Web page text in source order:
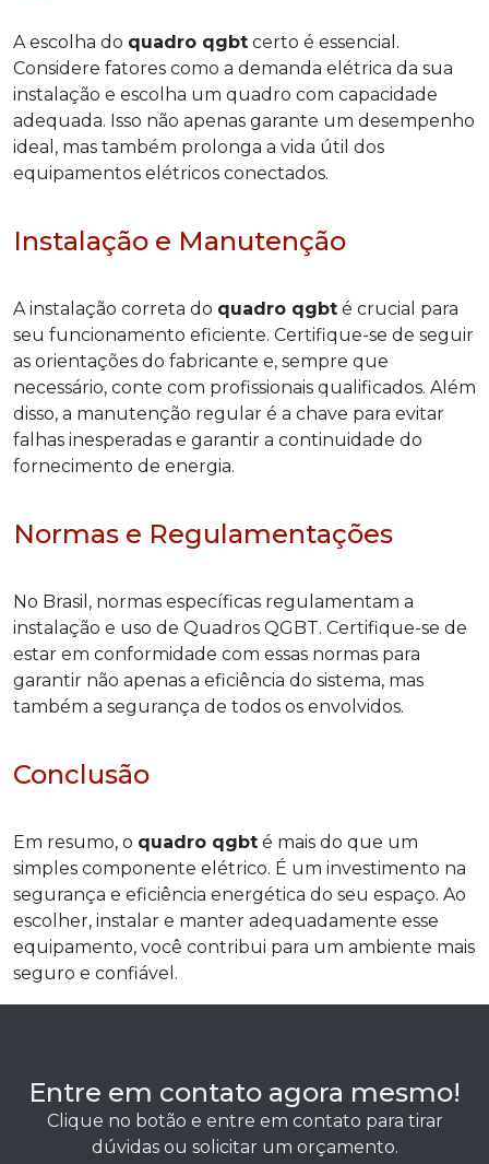
A escolha do quadro qgbt certo é essencial.
Considere fatores como a demanda elétrica da sua
instalação e escolha um quadro com capacidade
adequada. Isso não apenas garante um desempenho
ideal, mas também prolonga a vida útil dos
equipamentos elétricos conectados.
Instalação e Manutenção
A instalação correta do quadro qgbt é crucial para
seu funcionamento eficiente. Certifique-se de seguir
as orientações do fabricante e, sempre que
necessário, conte com profissionais qualificados. Além
disso, a manutenção regular é a chave para evitar
falhas inesperadas e garantir a continuidade do
fornecimento de energia.
Normas e Regulamentações
No Brasil, normas específicas regulamentam a
instalação e uso de Quadros QGBT. Certifique-se de
estar em conformidade com essas normas para
garantir não apenas a eficiência do sistema, mas
também a segurança de todos os envolvidos.
Conclusão
Em resumo, o quadro qgbt é mais do que um
simples componente elétrico. É um investimento na
segurança e eficiência energética do seu espaço. Ao
escolher, instalar e manter adequadamente esse
equipamento, você contribui para um ambiente mais
seguro e confiável.
Entre em contato agora mesmo!
Clique no botão e entre em contato para tirar
dúvidas ou solicitar um orçamento.